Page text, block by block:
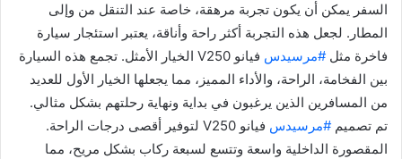
السفر يمكن أن يكون تجربة مرهقة، خاصة عند التنقل من وإلى
المطار. لجعل هذه التجربة أكثر راحة وأناقة، يعتبر استئجار سيارة
فاخرة مثل#مرسيدس
فيانو V250 الخيار الأمثل. تجمع هذه السيارة
بين الفخامة، الراحة، والأداء المميز، مما يجعلها الخيار الأول للعديد
من المسافرين الذين يرغبون في بداية ونهاية رحلتهم بشكل مثالي.
تم تصميم#مرسيدس
فيانو V250 لتوفير أقصى درجات الراحة.
المقصورة الداخلية واسعة وتتسع لسبعة ركاب بشكل مريح، مما